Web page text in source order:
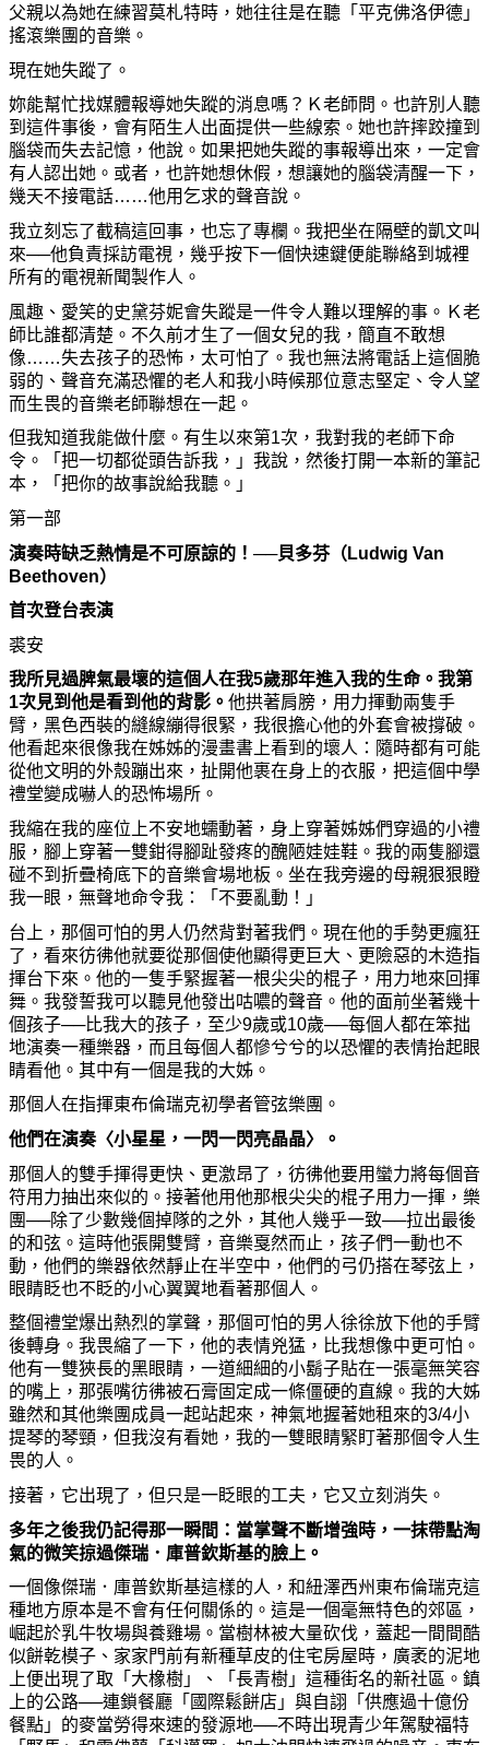
父親以為她在練習莫札特時， 她往往是在聽「平克佛洛伊德」
搖滾樂團的音樂。
現在她失蹤了。
妳能幫忙找媒體報導她失蹤的消息嗎 ？Ｋ老師問。也許別人聽
到這件事後，會有陌生人出面提供一些線索。 她也許摔跤撞到
腦袋而失去記憶，他說。如果把她失蹤的事報導出來，一定會
有人認出她 。或者，也許她想休假，想讓她的腦袋清醒一下，
幾天不接電話……他用乞求的聲音說。
我立刻忘了截稿這回事，也忘了專欄。我把坐在隔壁的凱文叫
來──他負責採訪電視，幾乎按下一個快速鍵便能聯絡到城裡
所有的電視新聞製作人。
風趣、愛笑的史黛芬妮會失蹤是一件令人難以理解的事。Ｋ老
師比誰都清楚。不久前才生了一個女兒的我，簡直不敢想
像……失去孩子的恐怖， 太可怕了。我也無法將電話上這個脆
弱的、聲音充滿恐懼的老人和我小時候那位意志堅定、令人望
而生畏的音樂老師聯想在一起。
但我知道我能做什麼 。有生以來第1次，我對我的老師下命
令。「把一切都從頭告訴我，」我說，然後打開一本新的筆記
本，「把你的故事說給我聽。」
第一部
演奏時缺乏熱情是不可原諒的！──貝多芬（Ludwig Van
Beethoven）
首次登台表演
裘安
我所見過脾氣最壞的這個人在我5歲那年進入我的生命。我第
1次見到他是看到他的背影。 他拱著肩膀，用力揮動兩隻手
臂，黑色西裝的縫線繃得很緊，我很擔心他的外套會被撐破。
他看起來很像我在姊姊的漫畫書上看到的壞人：隨時都有可能
從他文明的外殼蹦出來， 扯開他裹在身上的衣服，把這個中學
禮堂變成嚇人的恐怖場所。
我縮在我的座位上不安地蠕動著，身上穿著姊姊們穿過的小禮
服， 腳 上穿著一雙鉗得腳趾發疼的醜陋娃娃鞋。我的兩隻腳還
碰不到折疊椅底下的音樂會場地板。坐在我旁邊的母親狠狠瞪
我一眼，無聲地命令我：「不要亂動！」
台上，那個可怕的男人仍然背對著我們。現在他的手勢更瘋狂
了，看來彷彿他就要從那個使他顯得更巨大、更險惡的木造指
揮台下來。他的一隻手緊握著一根尖尖的棍子，用力地來回揮
舞。我發誓我可以聽見他發出咕噥的聲音。他的面前坐著幾十
個孩子──比我大的孩子，至少9歲或10歲──每個人都在笨拙
地演奏一種樂器，而且每個人都慘兮兮的以恐懼的表情抬起眼
睛看他。其中有一個是我的大姊 。
那個人在指揮東布倫瑞克初學者管弦樂團。
他們在演奏〈小星星，一閃一閃亮晶晶〉。
那個人的雙手揮得更快、更激昂了，彷彿他要用蠻力將每個音
符用力抽出來似的。接著他用他那根尖尖的棍子用力一揮，樂
團──除了少數幾個掉隊的之外，其他人幾乎一致──拉出最後
的和弦。這時他張開雙臂，音樂戛然而止，孩子們一動也不
動，他們的樂器依然靜止在半空中，他們的弓仍搭在琴弦上，
眼睛眨也不眨的小心翼翼地看著那個人。
整個禮堂爆出熱烈的掌聲，那個可怕的男人徐徐放下他的手臂
後轉身。我畏縮了一下，他的表情兇猛，比我想像中更可怕。
他有一雙狹長的黑眼睛，一道細細的小鬍子貼在一張毫無笑容
的嘴上，那張嘴彷彿被石膏固定成一條僵硬的直線。我的大姊
雖然和其他樂團成員一起站起來，神氣地握著她租來的3/4小
提琴的琴頸，但我沒有看她 ，我的一雙眼睛緊盯著那個令人生
畏的人。
接著， 它出現了，但只是一眨眼的工夫， 它又立刻消失。
多年之後我仍記得那一瞬間：當掌聲不斷增強時，一抹帶點淘
氣的微笑掠過傑瑞．庫普欽斯基的臉 上。
一個像傑瑞．庫普欽斯基這樣的人，和紐澤西州東布倫瑞克這
種地方原本是不會有任何關係的。這是一個毫無特色的郊區，
崛起於乳牛牧場與養雞場。當樹林被大量砍伐，蓋起一間間酷
似餅乾模子、家家門前有新種草皮的住宅房屋時，廣袤的泥地
上便出現了取「大橡樹」、「長青樹」這種街名的新社區。 鎮
上的公路──連鎖餐廳「國際鬆餅店」與自詡「供應過十億份
餐點」的麥當勞得來速的發源地──不時出現青少年駕駛福特